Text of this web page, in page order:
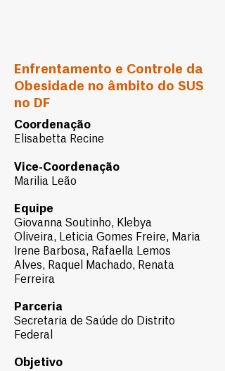
Enfrentamento e Controle da
Obesidade no âmbito do SUS
no DF
Coordenação
Elisabetta Recine
Vice-Coordenação
Marilia Leão
Equipe
Giovanna Soutinho, Klebya
Oliveira, Leticia Gomes Freire, Maria
Irene Barbosa, Rafaella Lemos
Alves, Raquel Machado, Renata
Ferreira
Parceria
Secretaria de Saúde do Distrito
Federal
Objetivo